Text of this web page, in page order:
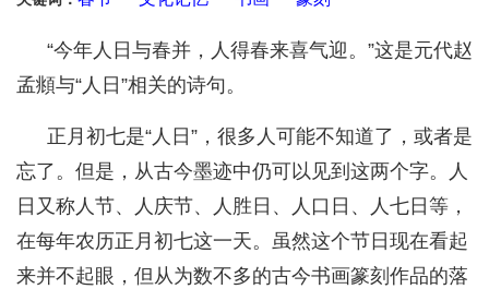
“今年人日与春并，人得春来喜气迎。”这是元代赵
孟頫与“人日”相关的诗句。
正月初七是“人日”，很多人可能不知道了，或者是
忘了。但是，从古今墨迹中仍可以见到这两个字。人
日又称人节、人庆节、人胜日、人口日、人七日等，
在每年农历正月初七这一天。虽然这个节日现在看起
来并不起眼，但从为数不多的古今书画篆刻作品的落